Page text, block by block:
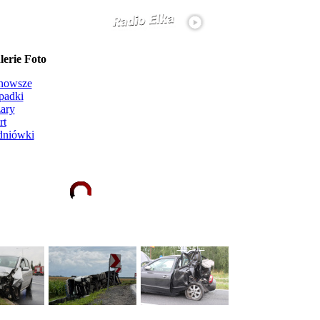
Foto
więcej...